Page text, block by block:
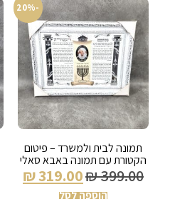
-20%
תמונה לבית ולמשרד – פיטום
הקטורת עם תמונה באבא סאלי
₪399.00
₪319.00
הוספה לסל